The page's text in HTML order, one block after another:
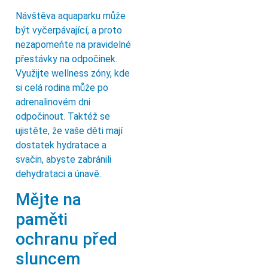
Návštěva aquaparku může
být vyčerpávající, a proto
nezapomeňte na pravidelné
přestávky na odpočinek.
Využijte wellness zóny, kde
si celá rodina může po
adrenalinovém dni
odpočinout. Taktéž se
ujistěte, že vaše děti mají
dostatek hydratace a
svačin, abyste zabránili
dehydrataci a únavě.
Mějte na
paměti
ochranu před
sluncem